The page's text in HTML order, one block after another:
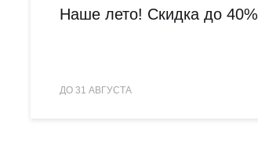
Наше лето! Скидка до 40%
ДО 31 АВГУСТА